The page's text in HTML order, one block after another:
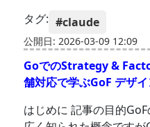
タグ: #claude
公開日: 2026-03-09 12:09
GoでのStrategy &
舗対応で学ぶGoF デザ
はじめに 記事の目的